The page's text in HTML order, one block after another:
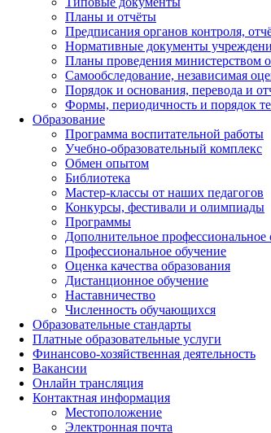
Планы и отчёты
Предписания органов контроля,
Нормативные документы
Планы проведения министерством
Самообследование, независимая
Порядок и основания, перевода и
Формы, периодичность и порядок
Образование
Программа воспитательной работы
Учебно-образовательный комплекс
Обмен опытом
Библиотека
Мастер-классы от наших педагогов
Конкурсы, фестивали и олимпиады
Программы
Дополнительное профессиональное
Профессиональное обучение
Оценка качества образования
Дистанционное обучение
Наставничество
Численность обучающихся
Образовательные стандарты
Платные образовательные услуги
Финансово-хозяйственная деятельность
Вакансии
Онлайн трансляция
Контактная информация
Местоположение
Электронная почта